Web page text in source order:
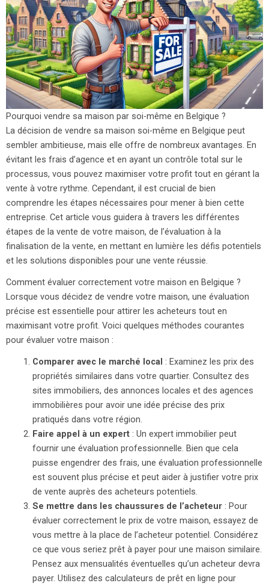
Pourquoi vendre sa maison par soi-même en Belgique ?
La décision de vendre sa maison soi-même en Belgique peut
sembler ambitieuse, mais elle offre de nombreux avantages. En
évitant les frais d’agence et en ayant un contrôle total sur le
processus, vous pouvez maximiser votre profit tout en gérant la
vente à votre rythme. Cependant, il est crucial de bien
comprendre les étapes nécessaires pour mener à bien cette
entreprise. Cet article vous guidera à travers les différentes
étapes de la vente de votre maison, de l’évaluation à la
finalisation de la vente, en mettant en lumière les défis potentiels
et les solutions disponibles pour une vente réussie.
Comment évaluer correctement votre maison en Belgique ?
Lorsque vous décidez de vendre votre maison, une évaluation
précise est essentielle pour attirer les acheteurs tout en
maximisant votre profit. Voici quelques méthodes courantes
pour évaluer votre maison :
Comparer avec le marché local : Examinez les prix des
propriétés similaires dans votre quartier. Consultez des
sites immobiliers, des annonces locales et des agences
immobilières pour avoir une idée précise des prix
pratiqués dans votre région.
Faire appel à un expert: Un expert immobilier peut
fournir une évaluation professionnelle. Bien que cela
puisse engendrer des frais, une évaluation professionnelle
est souvent plus précise et peut aider à justifier votre prix
de vente auprès des acheteurs potentiels.
Se mettre dans les chaussures de l’acheteur: Pour
évaluer correctement le prix de votre maison, essayez de
vous mettre à la place de l’acheteur potentiel. Considérez
ce que vous seriez prêt à payer pour une maison similaire.
Pensez aux mensualités éventuelles qu’un acheteur devra
payer. Utilisez des calculateurs de prêt en ligne pour